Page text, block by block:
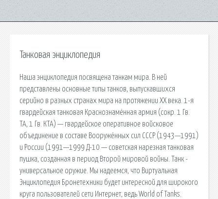
Танковая энциклопедия
Наша энциклопедия посвящена танкам мира. В ней
представлены основные типы танков, выпускавшихся
серийно в разных странах мира на протяжении ХХ века. 1-я
гвардейская танковая Краснознамённая армия (сокр. 1 Гв.
ТА, 1 Гв. КТА) — гвардейское оперативное войсковое
объединение в составе Вооружённых сил СССР (1943—1991)
и России (1991—1999 Д-10 — советская нарезная танковая
пушка, созданная в период Второй мировой войны. Танк -
универсальное оружие. Мы надеемся, что Виртуальная
Энциклопедия Бронетехники будет интересной для широкого
круга пользователей сети Интернет, ведь World of Tanks.